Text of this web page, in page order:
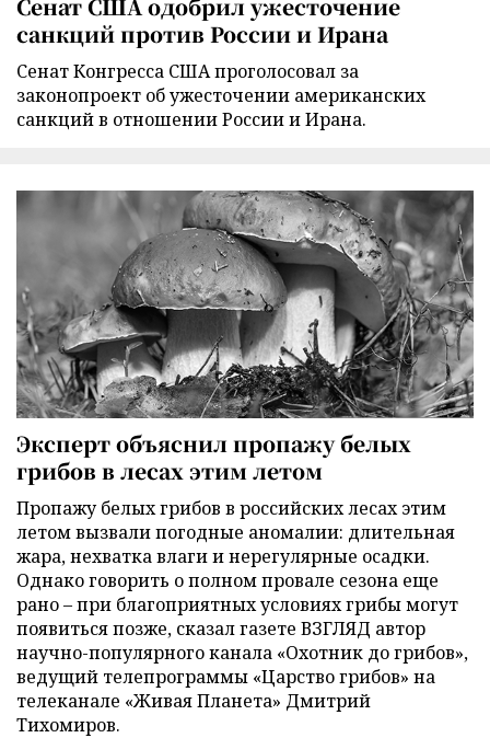
Сенат США одобрил ужесточение
санкций против России и Ирана
Сенат Конгресса США проголосовал за
законопроект об ужесточении американских
санкций в отношении России и Ирана.
Эксперт объяснил пропажу белых
грибов в лесах этим летом
Пропажу белых грибов в российских лесах этим
летом вызвали погодные аномалии: длительная
жара, нехватка влаги и нерегулярные осадки.
Однако говорить о полном провале сезона еще
рано – при благоприятных условиях грибы могут
появиться позже, сказал газете ВЗГЛЯД автор
научно-популярного канала «Охотник до грибов»,
ведущий телепрограммы «Царство грибов» на
телеканале «Живая Планета» Дмитрий
Тихомиров.